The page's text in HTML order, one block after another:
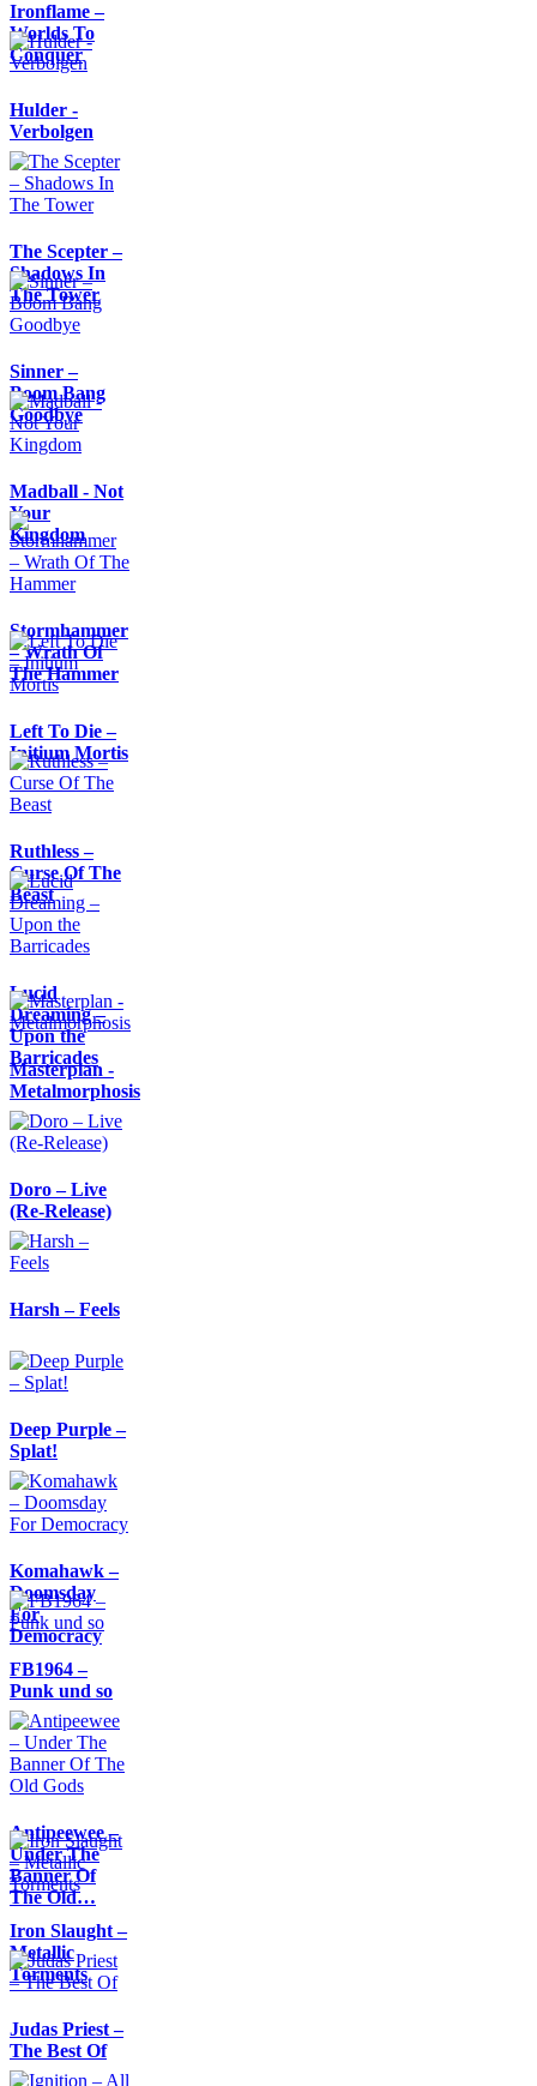
Ironflame –
Worlds To
Conquer
Hulder -
Verbolgen
The Scepter –
Shadows In
The Tower
Sinner –
Boom Bang
Goodbye
Madball - Not
Your
Kingdom
Stormhammer
– Wrath Of
The Hammer
Left To Die –
Initium Mortis
Ruthless –
Curse Of The
Beast
Lucid
Dreaming –
Upon the
Barricades
Masterplan -
Metalmorphosis
Doro – Live
(Re-Release)
Harsh – Feels
Deep Purple –
Splat!
Komahawk –
Doomsday
For
Democracy
FB1964 –
Punk und so
Antipeewee –
Under The
Banner Of
The Old…
Iron Slaught –
Metallic
Torments
Judas Priest –
The Best Of